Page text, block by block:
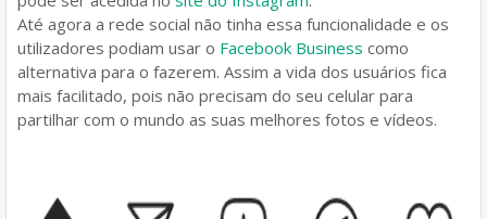
Até agora a rede social não tinha essa funcionalidade e os
utilizadores podiam usar o Facebook Business como
alternativa para o fazerem. Assim a vida dos usuários fica
mais facilitado, pois não precisam do seu celular para
partilhar com o mundo as suas melhores fotos e vídeos.